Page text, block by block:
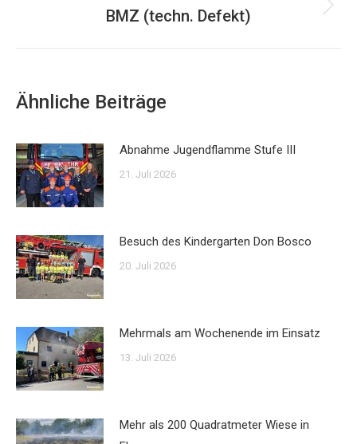
Nächster
BMZ (techn. Defekt)
Ähnliche Beiträge
Abnahme Jugendflamme Stufe III
21. Juli 2026
Besuch des Kindergarten Don Bosco
20. Juli 2026
Mehrmals am Wochenende im Einsatz
13. Juli 2026
Mehr als 200 Quadratmeter Wiese in